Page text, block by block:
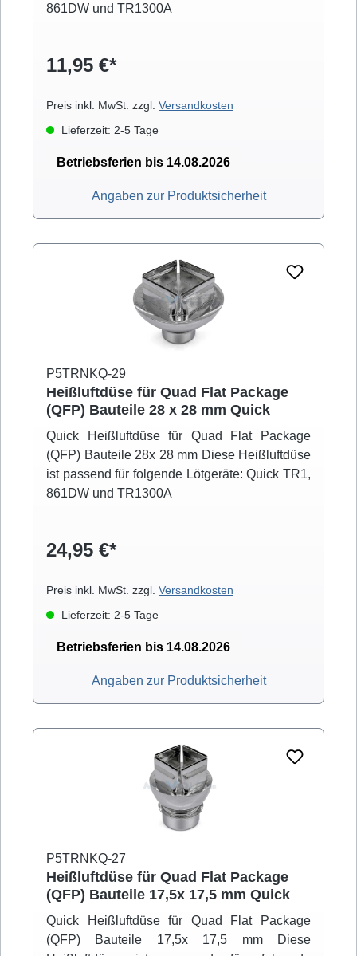
861DW und TR1300A
11,95 €*
Preis inkl. MwSt. zzgl. Versandkosten
Lieferzeit: 2-5 Tage
Betriebsferien bis 14.08.2026
Angaben zur Produktsicherheit
P5TRNKQ-29
Heißluftdüse für Quad Flat Package
(QFP) Bauteile 28 x 28 mm Quick
Quick Heißluftdüse für Quad Flat Package
(QFP) Bauteile 28x 28 mm Diese Heißluftdüse
ist passend für folgende Lötgeräte: Quick TR1,
861DW und TR1300A
24,95 €*
Preis inkl. MwSt. zzgl. Versandkosten
Lieferzeit: 2-5 Tage
Betriebsferien bis 14.08.2026
Angaben zur Produktsicherheit
P5TRNKQ-27
Heißluftdüse für Quad Flat Package
(QFP) Bauteile 17,5x 17,5 mm Quick
Quick Heißluftdüse für Quad Flat Package
(QFP) Bauteile 17,5x 17,5 mm Diese